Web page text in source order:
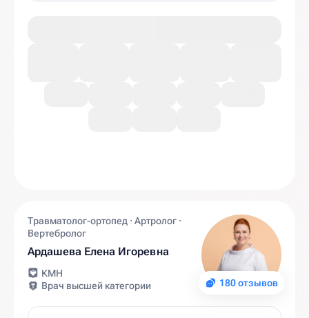
180 отзывов
Травматолог-ортопед · Артролог ·
Вертебролог
Ардашева Елена Игоревна
КМН
Врач высшей категории